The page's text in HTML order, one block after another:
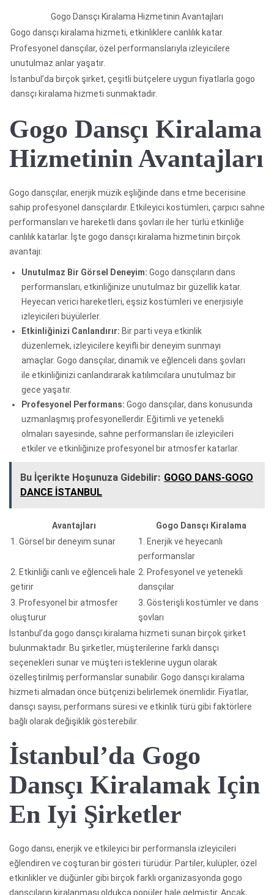
Gogo Dansçı Kiralama Hizmetinin Avantajları
Gogo dansçı kiralama hizmeti, etkinliklere canlılık katar.
Profesyonel dansçılar, özel performanslarıyla izleyicilere
unutulmaz anlar yaşatır.
İstanbul’da birçok şirket, çeşitli bütçelere uygun fiyatlarla gogo
dansçı kiralama hizmeti sunmaktadır.
Gogo Dansçı Kiralama
Hizmetinin Avantajları
Gogo dansçılar, enerjik müzik eşliğinde dans etme becerisine
sahip profesyonel dansçılardır. Etkileyici kostümleri, çarpıcı sahne
performansları ve hareketli dans şovları ile her türlü etkinliğe
canlılık katarlar. İşte gogo dansçı kiralama hizmetinin birçok
avantajı:
Unutulmaz Bir Görsel Deneyim: Gogo dansçıların dans
performansları, etkinliğinize unutulmaz bir güzellik katar.
Heyecan verici hareketleri, eşsiz kostümleri ve enerjisiyle
izleyicileri büyülerler.
Etkinliğinizi Canlandırır: Bir parti veya etkinlik
düzenlemek, izleyicilere keyifli bir deneyim sunmayı
amaçlar. Gogo dansçılar, dinamik ve eğlenceli dans şovları
ile etkinliğinizi canlandırarak katılımcılara unutulmaz bir
gece yaşatır.
Profesyonel Performans: Gogo dansçılar, dans konusunda
uzmanlaşmış profesyonellerdir. Eğitimli ve yetenekli
olmaları sayesinde, sahne performansları ile izleyicileri
etkiler ve etkinliğinize profesyonel bir atmosfer katarlar.
Bu İçerikte Hoşunuza Gidebilir: GOGO DANS-GOGO
DANCE İSTANBUL
Avantajları
Gogo Dansçı Kiralama
1. Görsel bir deneyim sunar
1. Enerjik ve heyecanlı
performanslar
2. Etkinliği canlı ve eğlenceli hale
getirir
2. Profesyonel ve yetenekli
dansçılar
3. Profesyonel bir atmosfer
oluşturur
3. Gösterişli kostümler ve dans
şovları
İstanbul’da gogo dansçı kiralama hizmeti sunan birçok şirket
bulunmaktadır. Bu şirketler, müşterilerine farklı dansçı
seçenekleri sunar ve müşteri isteklerine uygun olarak
özelleştirilmiş performanslar sunabilir. Gogo dansçı kiralama
hizmeti almadan önce bütçenizi belirlemek önemlidir. Fiyatlar,
dansçı sayısı, performans süresi ve etkinlik türü gibi faktörlere
bağlı olarak değişiklik gösterebilir.
İstanbul’da Gogo
Dansçı Kiralamak Için
En Iyi Şirketler
Gogo dansı, enerjik ve etkileyici bir performansla izleyicileri
eğlendiren ve coşturan bir gösteri türüdür. Partiler, kulüpler, özel
etkinlikler ve düğünler gibi birçok farklı organizasyonda gogo
dansçıların kiralanması oldukça popüler hale gelmiştir. Ancak,